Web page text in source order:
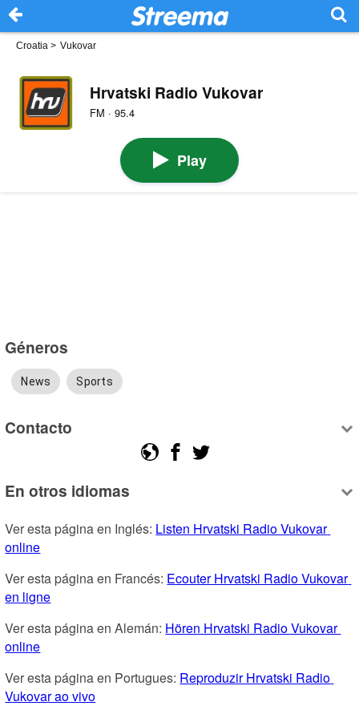
Croatia > Vukovar
Hrvatski Radio Vukovar
FM · 95.4
Play
Géneros
News Sports
Contacto
En otros idiomas
Ver esta página en Inglés: Listen Hrvatski Radio Vukovar
online
Ver esta página en Francés: Ecouter Hrvatski Radio Vukovar
en ligne
Ver esta página en Alemán: Hören Hrvatski Radio Vukovar
online
Ver esta página en Portugues: Reproduzir Hrvatski Radio
Vukovar ao vivo